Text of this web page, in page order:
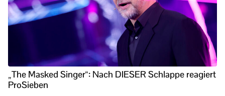
„The Masked Singer“: Nach DIESER Schlappe reagiert
ProSieben